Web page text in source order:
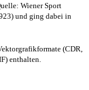
Wiener Sport
und ging dabei in
(CDR,
enthalten.